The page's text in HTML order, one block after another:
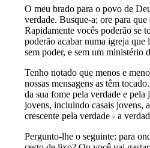
O meu brado para o povo de
verdade. Busque-a; ore para
Rapidamente vocês poderão se
poderão acabar numa igreja
sem poder, e sem um ministério
Tenho notado que menos e
nossas mensagens as têm
da sua fome pela verdade e
jovens, incluindo casais jovens,
crescente pela verdade - a
Pergunto-lhe o seguinte: para